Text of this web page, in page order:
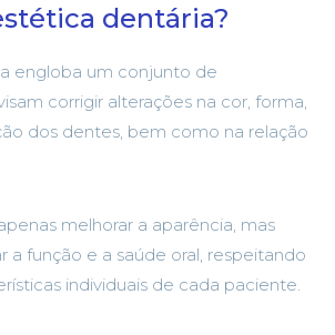
dentária?
engloba um conjunto de
corrigir alterações na cor, forma,
dos dentes, bem como na relação
melhorar a aparência, mas
a função e a saúde oral, respeitando
individuais de cada paciente.